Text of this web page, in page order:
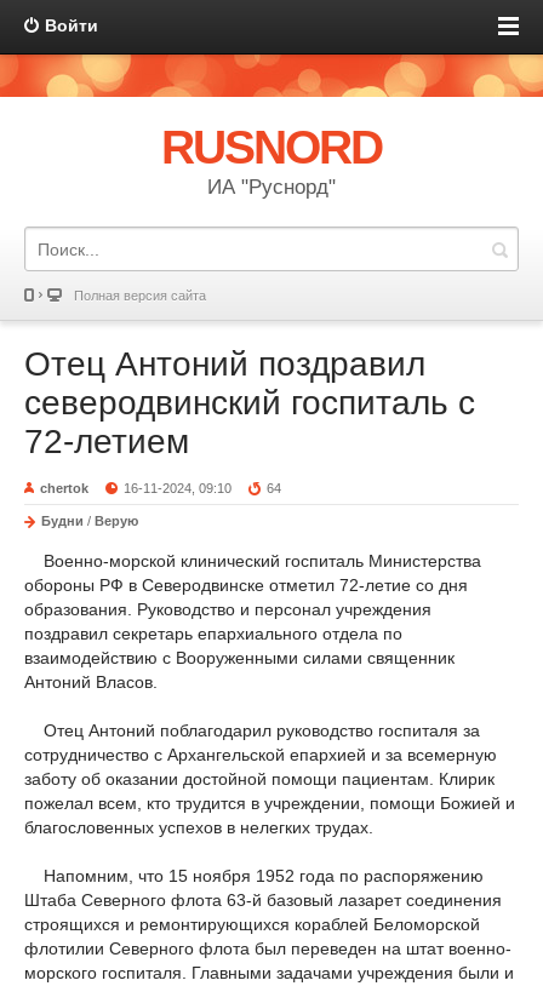
Войти
RUSNORD
ИА "Руснорд"
Полная версия сайта
Отец Антоний поздравил
северодвинский госпиталь с
72-летием
chertok 16-11-2024, 09:10 64
Будни / Верую
Военно-морской клинический госпиталь Министерства
обороны РФ в Северодвинске отметил 72-летие со дня
образования. Руководство и персонал учреждения
поздравил секретарь епархиального отдела по
взаимодействию с Вооруженными силами священник
Антоний Власов.
Отец Антоний поблагодарил руководство госпиталя за
сотрудничество с Архангельской епархией и за всемерную
заботу об оказании достойной помощи пациентам. Клирик
пожелал всем, кто трудится в учреждении, помощи Божией и
благословенных успехов в нелегких трудах.
Напомним, что 15 ноября 1952 года по распоряжению
Штаба Северного флота 63-й базовый лазарет соединения
строящихся и ремонтирующихся кораблей Беломорской
флотилии Северного флота был переведен на штат военно-
морского госпиталя. Главными задачами учреждения были и